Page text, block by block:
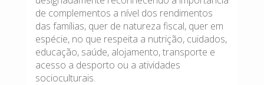
de complementos a nível dos rendimentos
das famílias, quer de natureza fiscal, quer em
espécie, no que respeita a nutrição, cuidados,
educação, saúde, alojamento, transporte e
acesso a desporto ou a atividades
socioculturais.